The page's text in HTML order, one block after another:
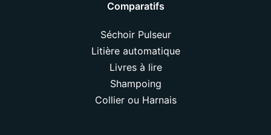
Comparatifs
Séchoir Pulseur
Litière automatique
Livres à lire
Shampoing
Collier ou Harnais